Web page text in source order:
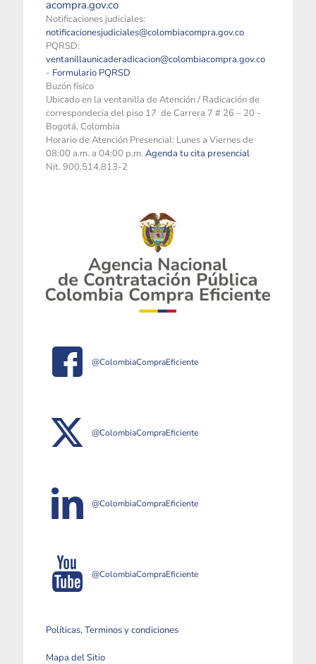
acompra.gov.co
Notificaciones judiciales:
notificacionesjudiciales@colombiacompra.gov.co
PQRSD:
ventanillaunicaderadicacion@colombiacompra.gov.co
- Formulario PQRSD
Buzón físico
Ubicado en la ventanilla de Atención / Radicación de
correspondecia del piso 17 de Carrera 7 # 26 – 20 -
Bogotá, Colombia
Horario de Atención Presencial: Lunes a Viernes de
08:00 a.m. a 04:00 p.m. Agenda tu cita presencial
Nit. 900.514.813-2
@ColombiaCompraEficiente
@ColombiaCompraEficiente
@ColombiaCompraEficiente
@ColombiaCompraEficiente
Políticas, Terminos y condiciones
Mapa del Sitio